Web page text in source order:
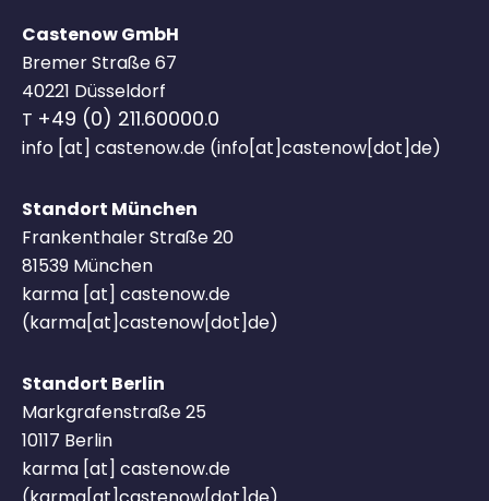
Castenow GmbH
Bremer Straße 67
40221 Düsseldorf
T +49 (0) 211.60000.0
info [at] castenow.de (info[at]castenow[dot]de)
Standort München
Frankenthaler Straße 20
81539 München
karma [at] castenow.de
(karma[at]castenow[dot]de)
Standort Berlin
Markgrafenstraße 25
10117 Berlin
karma [at] castenow.de
(karma[at]castenow[dot]de)